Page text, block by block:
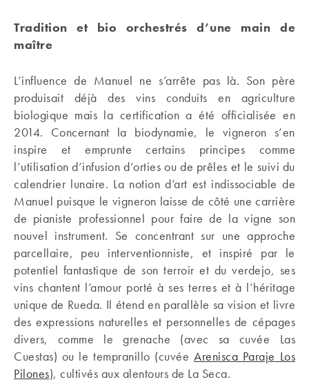
Tradition et bio orchestrés d’une main de
maître
L’influence de Manuel ne s’arrête pas là. Son père
produisait déjà des vins conduits en agriculture
biologique mais la certification a été officialisée en
2014. Concernant la biodynamie, le vigneron s’en
inspire et emprunte certains principes comme
l’utilisation d’infusion d’orties ou de prêles et le suivi du
calendrier lunaire. La notion d’art est indissociable de
Manuel puisque le vigneron laisse de côté une carrière
de pianiste professionnel pour faire de la vigne son
nouvel instrument. Se concentrant sur une approche
parcellaire, peu interventionniste, et inspiré par le
potentiel fantastique de son terroir et du verdejo, ses
vins chantent l’amour porté à ses terres et à l’héritage
unique de Rueda. Il étend en parallèle sa vision et livre
des expressions naturelles et personnelles de cépages
divers, comme le grenache (avec sa cuvée Las
Cuestas) ou le tempranillo (cuvéeArenisca Paraje Los
Pilones), cultivés aux alentours de La Seca.